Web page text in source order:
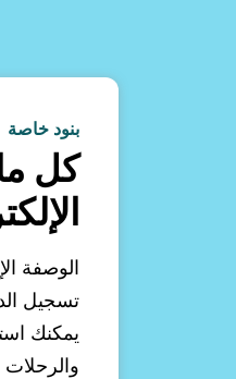
بنود خاصة
كل
الوصفة
تسجيل
يمكنك